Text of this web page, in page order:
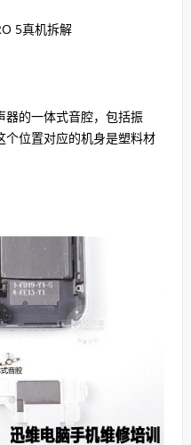
5真机拆解
的一体式音腔，包括振
位置对应的机身是塑料材